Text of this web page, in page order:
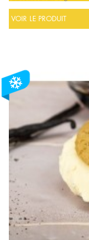
VOIR LE PRODUIT